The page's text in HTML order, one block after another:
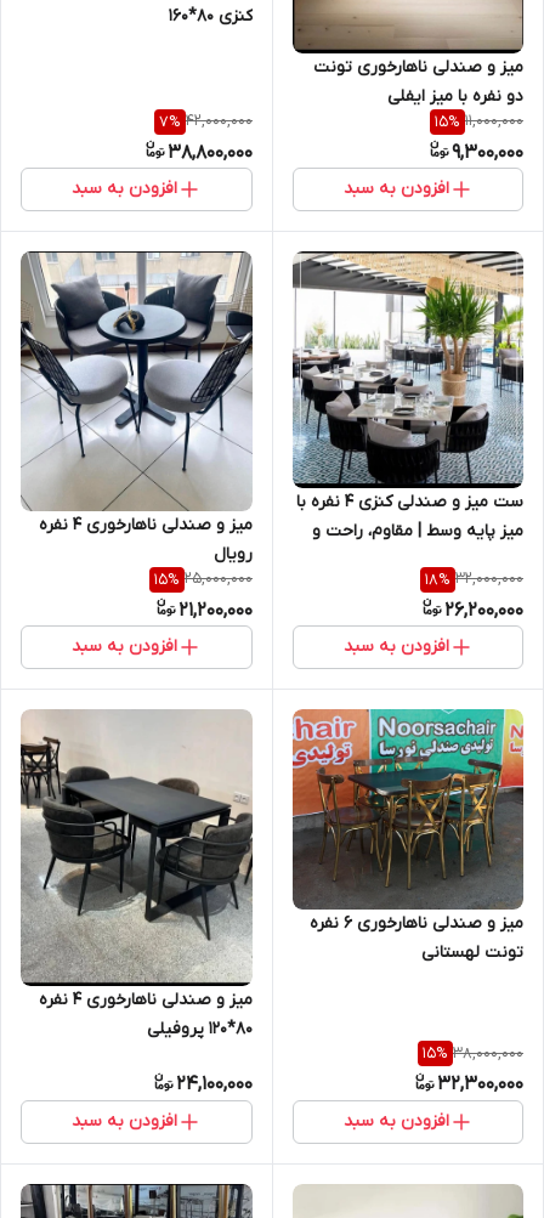
میز و صندلی ناهارخوری تونت
دو نفره با میز ایفلی
11,000,000
15%
9,300,000
افزودن به سبد
کنزی 80*160
42,000,000
7%
38,800,000
افزودن به سبد
ست میز و صندلی کنزی ۴ نفره با
میز پایه وسط | مقاوم، راحت و
32,000,000
18%
26,200,000
افزودن به سبد
میز و صندلی ناهارخوری ۴ نفره
رویال
25,000,000
15%
21,200,000
افزودن به سبد
میز و صندلی ناهارخوری 6 نفره
تونت لهستانی
38,000,000
15%
32,300,000
افزودن به سبد
میز و صندلی ناهارخوری ۴ نفره
80*120 پروفیلی
24,100,000
افزودن به سبد